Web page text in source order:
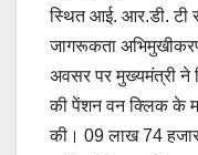
स्थित आई. आर.डी. टी
जागरूकता
अवसर पर मुख्यमंत्री ने
की पेंशन वन क्लिक के
की। 09 लाख 74